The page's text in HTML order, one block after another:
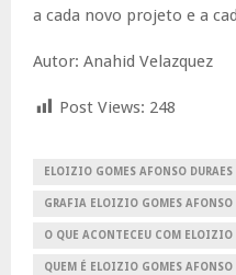
a cada novo projeto e a
Autor: Anahid Velazquez
Post Views: 248
ELOIZIO GOMES AFONSO DURAES
GRAFIA ELOIZIO GOMES AFONSO
O QUE ACONTECEU COM ELOIZIO
QUEM É ELOIZIO GOMES AFONSO